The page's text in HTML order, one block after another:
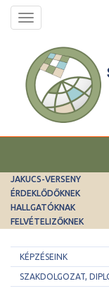
Toggle
navigation
JAKUCS-VERSENY
ÉRDEKLŐDŐKNEK
HALLGATÓKNAK
FELVÉTELIZŐKNEK
KÉPZÉSEINK
SZAKDOLGOZAT,